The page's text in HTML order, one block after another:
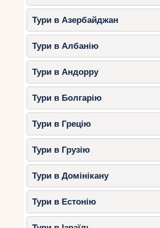
Тури в Азербайджан
Тури в Албанію
Тури в Андорру
Тури в Болгарію
Тури в Грецію
Тури в Грузію
Тури в Домінікану
Тури в Естонію